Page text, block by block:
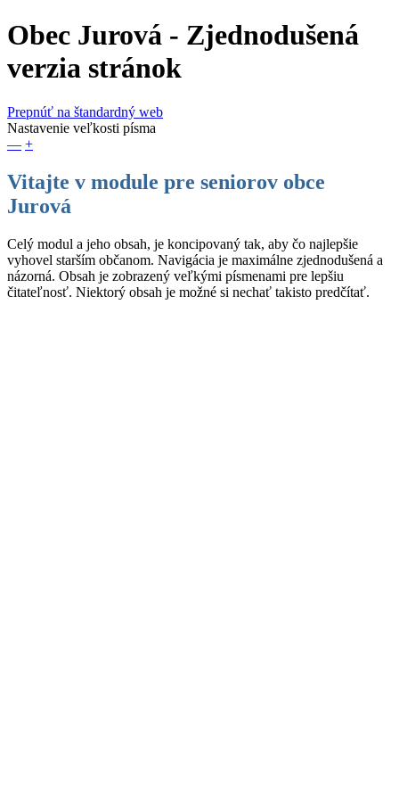
Obec Jurová - Zjednodušená
verzia stránok
Prepnúť na štandardný web
Nastavenie veľkosti písma
— +
Vitajte v module pre seniorov obce
Jurová
Celý modul a jeho obsah, je koncipovaný tak, aby čo najlepšie
vyhovel starším občanom. Navigácia je maximálne zjednodušená a
názorná. Obsah je zobrazený veľkými písmenami pre lepšiu
čitateľnosť. Niektorý obsah je možné si nechať takisto predčítať.